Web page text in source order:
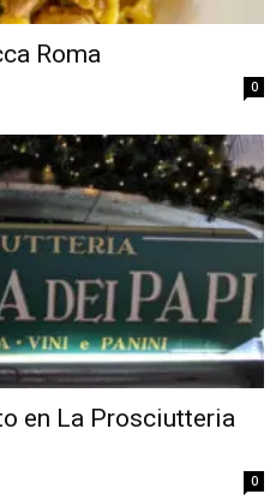
Roma
0
en La Prosciutteria
0